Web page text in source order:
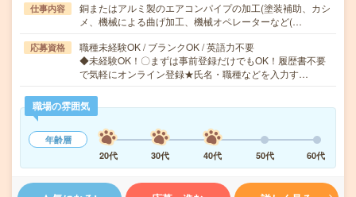
仕事内容
銅またはアルミ製のエアコンパイプの加工(塗装補助、カシ
メ、機械による曲げ加工、機械オペレーターなど(…
応募資格
職種未経験OK / ブランクOK / 英語力不要
◆未経験OK！〇まずは事前登録だけでもOK！履歴書不要
で気軽にオンライン登録★氏名・職種などを入力す…
職場の雰囲気
年齢層
20代
30代 40代 50代 60代